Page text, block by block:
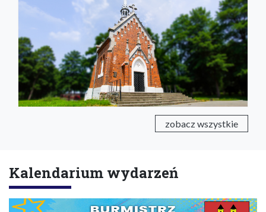
zobacz wszystkie
Kalendarium wydarzeń